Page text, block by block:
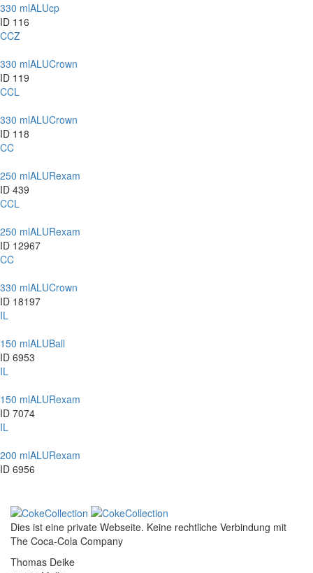
330 mlALUcp
ID 116
CCZ
330 mlALUCrown
ID 119
CCL
330 mlALUCrown
ID 118
CC
250 mlALURexam
ID 439
CCL
250 mlALURexam
ID 12967
CC
330 mlALUCrown
ID 18197
IL
150 mlALUBall
ID 6953
IL
150 mlALURexam
ID 7074
IL
200 mlALURexam
ID 6956
Dies ist eine private Webseite. Keine rechtliche Verbindung mit
The Coca-Cola Company
Thomas Deike